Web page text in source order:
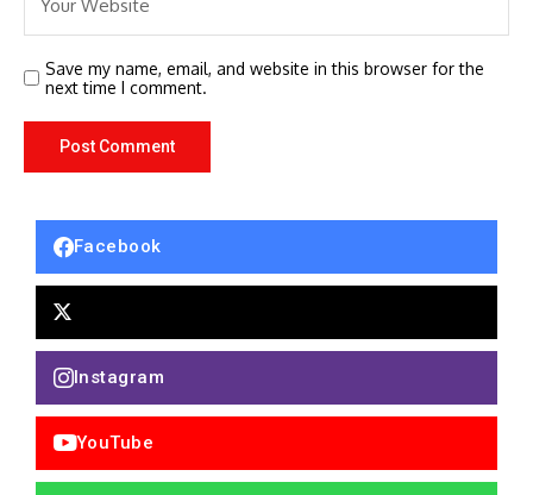
Save my name, email, and website in this browser for the
next time I comment.
Facebook
Instagram
YouTube